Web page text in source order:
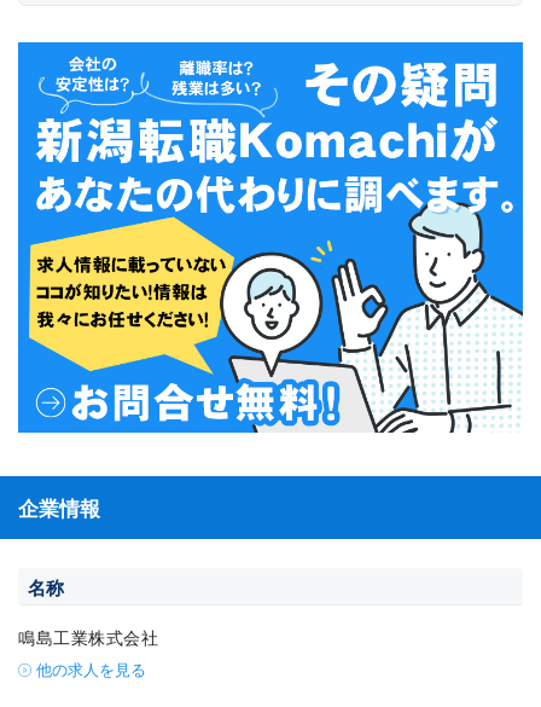
企業情報
名称
鳴島工業株式会社
他の求人を見る